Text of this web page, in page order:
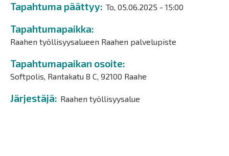
Tapahtuma päättyy To, 05.06.2025 - 15:00
Tapahtumapaikka
Raahen työllisyysalueen Raahen palvelupiste
Tapahtumapaikan osoite
Softpolis, Rantakatu 8 C, 92100 Raahe
Järjestäjä Raahen työllisyysalue